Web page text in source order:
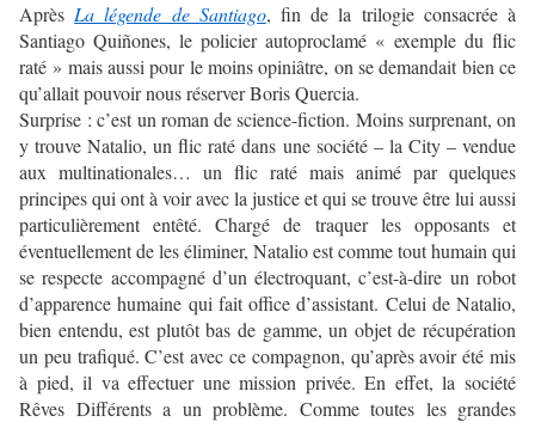
Après La légende de Santiago, fin de la trilogie consacrée à
Santiago Quiñones, le policier autoproclamé « exemple du flic
raté » mais aussi pour le moins opiniâtre, on se demandait bien ce
qu’allait pouvoir nous réserver Boris Quercia.
Surprise : c’est un roman de science-fiction. Moins surprenant, on
y trouve Natalio, un flic raté dans une société – la City – vendue
aux multinationales… un flic raté mais animé par quelques
principes qui ont à voir avec la justice et qui se trouve être lui aussi
particulièrement entêté. Chargé de traquer les opposants et
éventuellement de les éliminer, Natalio est comme tout humain qui
se respecte accompagné d’un électroquant, c’est-à-dire un robot
d’apparence humaine qui fait office d’assistant. Celui de Natalio,
bien entendu, est plutôt bas de gamme, un objet de récupération
un peu trafiqué. C’est avec ce compagnon, qu’après avoir été mis
à pied, il va effectuer une mission privée. En effet, la société
Rêves Différents a un problème. Comme toutes les grandes